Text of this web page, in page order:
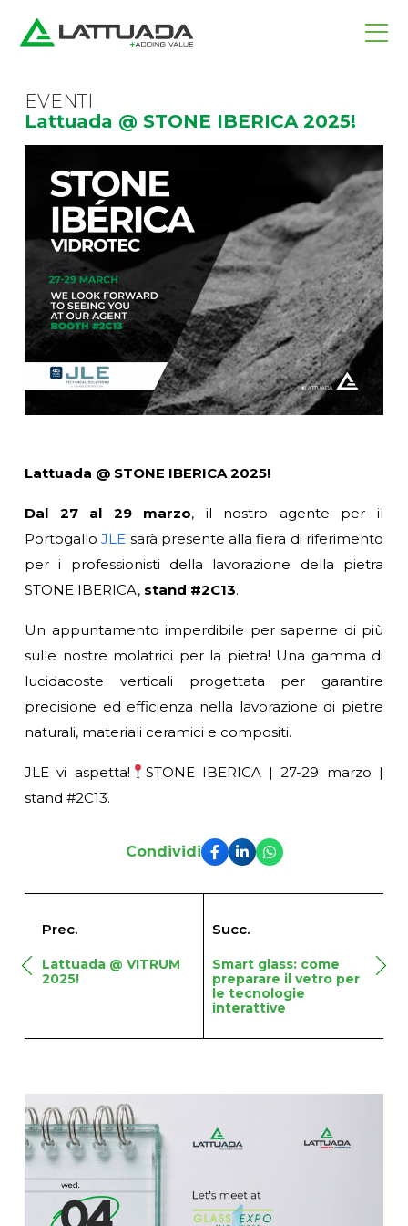
EVENTI
Lattuada @ STONE IBERICA 2025!
Lattuada @ STONE IBERICA 2025!
Dal 27 al 29 marzo, il nostro agente per il
PortogalloJLE sarà presente alla fiera di riferimento
per i professionisti della lavorazione della pietra
STONE IBERICA, stand #2C13.
Un appuntamento imperdibile per saperne di più
sulle nostre molatrici per la pietra! Una gamma di
lucidacoste verticali progettata per garantire
precisione ed efficienza nella lavorazione di pietre
naturali, materiali ceramici e compositi.
JLE vi aspetta!
STONE IBERICA | 27-29 marzo |
stand #2C13.
Condividi
Prec.
Lattuada @ VITRUM
2025!
Succ.
Smart glass: come
preparare il vetro per
le tecnologie
interattive